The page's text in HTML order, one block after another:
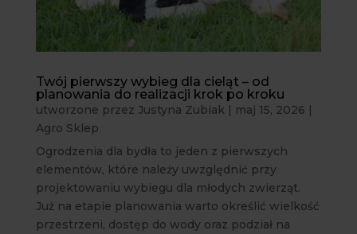
Twój pierwszy wybieg dla cieląt – od
planowania do realizacji krok po kroku
utworzone przez Justyna Zubiak| maj 15, 2026 |
Agro Sklep
Ogrodzenia dla bydła to jeden z pierwszych
elementów, które należy uwzględnić przy
projektowaniu wybiegu dla młodych zwierząt.
Już na etapie planowania warto określić wielkość
przestrzeni, dostęp do wody oraz podział na